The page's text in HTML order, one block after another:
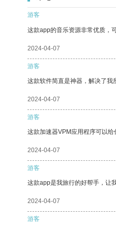
游客
这款app的音乐资源非常优质，
2024-04-07
游客
这款软件简直是神器，解决了我
2024-04-07
游客
这款加速器VPM应用程序可以给
2024-04-07
游客
这款app是我旅行的好帮手，让
2024-04-07
游客